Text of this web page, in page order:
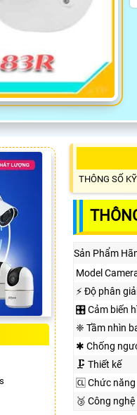
THÔNG SỐ
Sản Phẩm
Model
️⚡ Độ phân
🎛 Cảm biến
❈ Tầm nhìn
✱ Chống
🗜️ Thiết kế
🆑 Chức năng
🥉 Công